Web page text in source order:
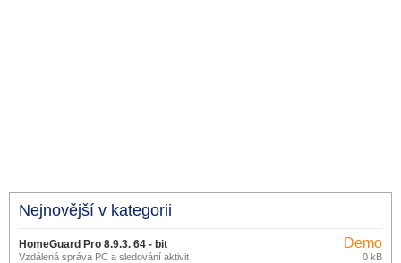
Nejnovější v kategorii
HomeGuard Pro 8.9.3. 64 - bit
Vzdálená správa PC a sledování aktivit
Demo
0 kB